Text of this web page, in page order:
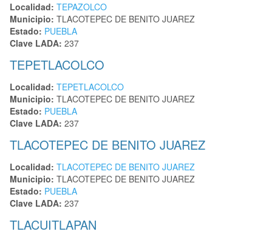
Localidad: TEPAZOLCO
Municipio: TLACOTEPEC DE BENITO JUAREZ
Estado: PUEBLA
Clave LADA: 237
TEPETLACOLCO
Localidad: TEPETLACOLCO
Municipio: TLACOTEPEC DE BENITO JUAREZ
Estado: PUEBLA
Clave LADA: 237
TLACOTEPEC DE BENITO JUAREZ
Localidad: TLACOTEPEC DE BENITO JUAREZ
Municipio: TLACOTEPEC DE BENITO JUAREZ
Estado: PUEBLA
Clave LADA: 237
TLACUITLAPAN